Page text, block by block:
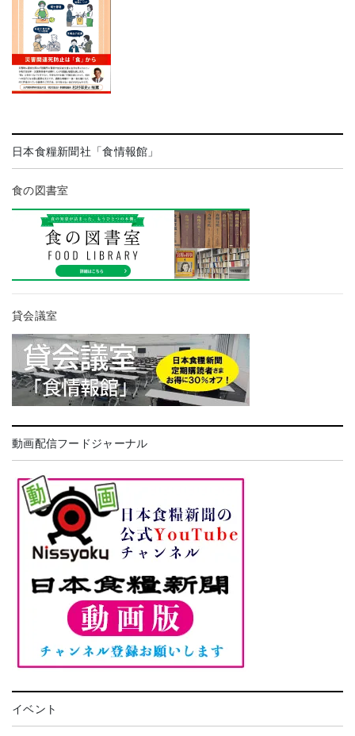
日本食糧新聞社「食情報館」
食の図書室
貸会議室
動画配信フードジャーナル
イベント